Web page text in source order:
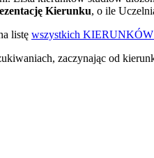
Kierunku, o ile
listę wszystkich KIERUNKÓW
zaczynając od